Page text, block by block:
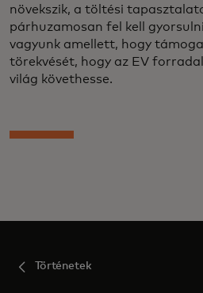
növekszik, a töltési
párhuzamosan fel kell
vagyunk amellett, hogy
törekvését, hogy az EV
világ követhesse.
Történetek